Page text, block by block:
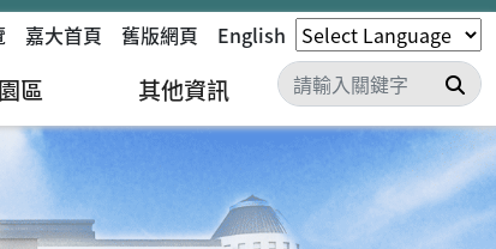
嘉大首頁 舊版網頁 English
區 其他資訊 搜